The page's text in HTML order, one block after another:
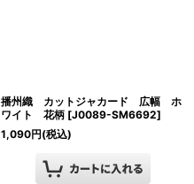
播州織 カットジャカード 広幅 ホ
ワイト 花柄 [J0089-SM6692]
1,090円(税込)